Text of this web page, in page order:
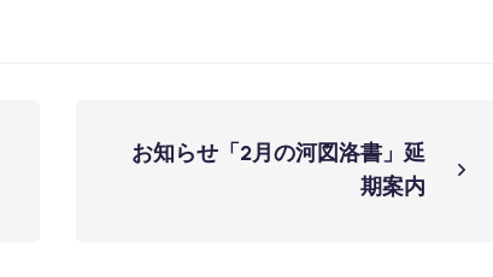
お知らせ「2月の河図洛書」延
期案内